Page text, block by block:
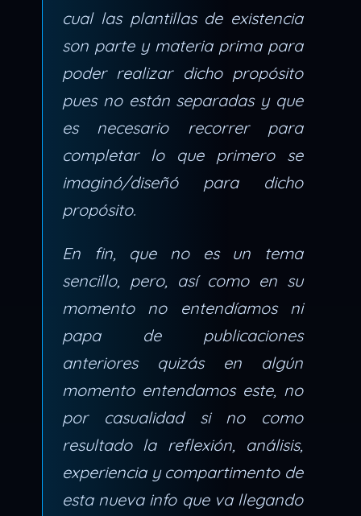
cual las plantillas de existencia
son parte y materia prima para
poder realizar dicho propósito
pues no están separadas y que
es necesario recorrer para
completar lo que primero se
imaginó/diseñó para dicho
propósito.
En fin, que no es un tema
sencillo, pero, así como en su
momento no entendíamos ni
papa de publicaciones
anteriores quizás en algún
momento entendamos este, no
por casualidad si no como
resultado la reflexión, análisis,
experiencia y compartimento de
esta nueva info que va llegando